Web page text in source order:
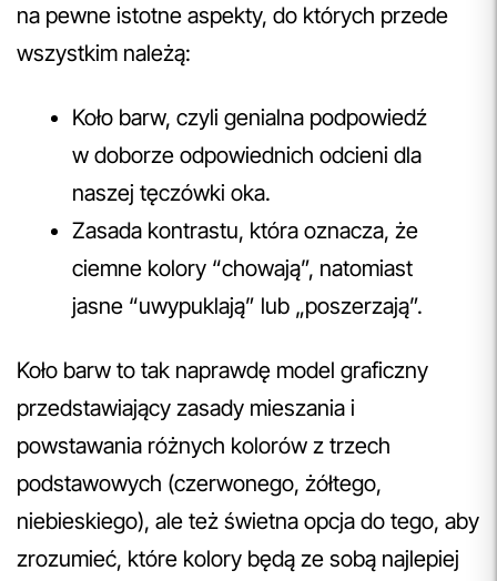
na pewne istotne aspekty, do których przede
wszystkim należą:
Koło barw, czyli genialna podpowiedź
w doborze odpowiednich odcieni dla
naszej tęczówki oka.
Zasada kontrastu, która oznacza, że
ciemne kolory “chowają”, natomiast
jasne “uwypuklają” lub „poszerzają”.
Koło barw to tak naprawdę model graficzny
przedstawiający zasady mieszania i
powstawania różnych kolorów z trzech
podstawowych (czerwonego, żółtego,
niebieskiego), ale też świetna opcja do tego, aby
zrozumieć, które kolory będą ze sobą najlepiej